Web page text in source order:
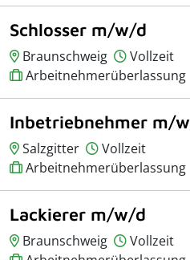
Schlosser m/w/d
Braunschweig
Vollzeit
Arbeitnehmerüberlassung
Inbetriebnehmer m/
Salzgitter
Vollzeit
Arbeitnehmerüberlassung
Lackierer m/w/d
Braunschweig
Vollzeit